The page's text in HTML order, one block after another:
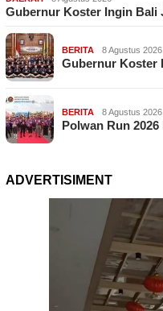
Gubernur Koster Ingin Bali
BERITA 8 Agustus 2026
Gubernur Koster
BERITA 8 Agustus 2026
Polwan Run
ADVERTISIMENT